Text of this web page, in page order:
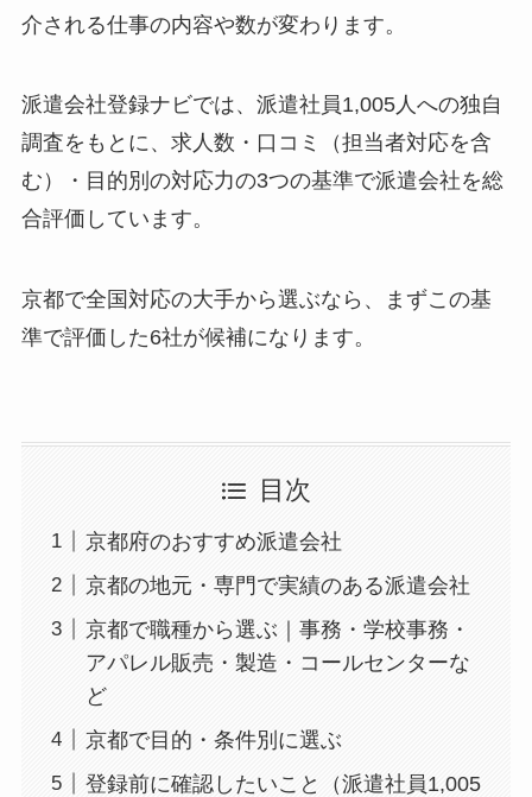
介される仕事の内容や数が変わります。
派遣会社登録ナビでは、派遣社員1,005人への独自
調査をもとに、求人数・口コミ（担当者対応を含
む）・目的別の対応力の3つの基準で派遣会社を総
合評価しています。
京都で全国対応の大手から選ぶなら、まずこの基
準で評価した6社が候補になります。
目次
京都府のおすすめ派遣会社
京都の地元・専門で実績のある派遣会社
京都で職種から選ぶ｜事務・学校事務・
アパレル販売・製造・コールセンターな
ど
京都で目的・条件別に選ぶ
登録前に確認したいこと（派遣社員1,005